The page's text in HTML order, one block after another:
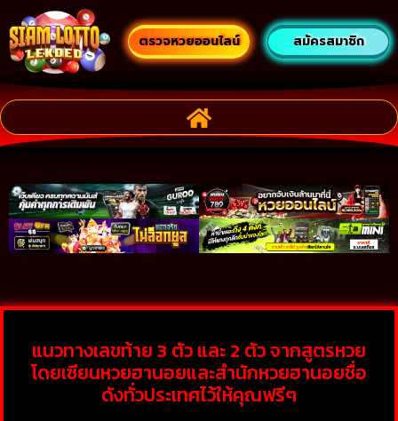
ตรวจหวยออนไลน์ สมัครสมาชิก
แนวทางเลขท้าย 3 ตัว และ 2 ตัว จากสูตรหวย
โดยเซียนหวยฮานอยและสำนักหวยฮานอยชื่อ
ดังทั่วประเทศไว้ให้คุณฟรีๆ